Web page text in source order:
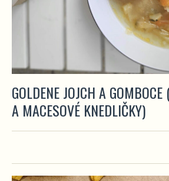
GOLDENE JOJCH A
A MACESOVÉ KNEDLIČKY)